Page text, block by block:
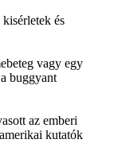
és
vagy egy
buggyant
az emberi
kutatók